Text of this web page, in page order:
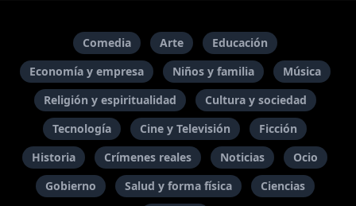
Comedia Arte
Educación
Economía y empresa
Niños y familia
Música
Religión y espiritualidad
Cultura y sociedad
Tecnología
Cine y Televisión
Ficción
Historia
Crímenes reales Noticias
Ocio
Gobierno
Salud y forma física
Ciencias